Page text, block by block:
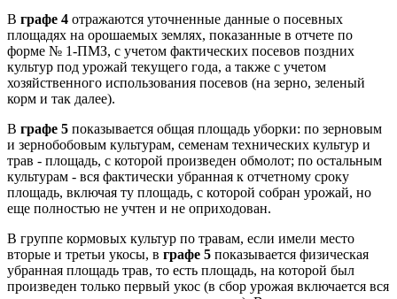
В графе 4 отражаются уточненные данные о посевных
площадях на орошаемых землях, показанные в отчете по
форме № 1-ПМЗ, с учетом фактических посевов поздних
культур под урожай текущего года, а также с учетом
хозяйственного использования посевов (на зерно, зеленый
корм и так далее).
В графе 5 показывается общая площадь уборки: по зерновым
и зернобобовым культурам, семенам технических культур и
трав - площадь, с которой произведен обмолот; по остальным
культурам - вся фактически убранная к отчетному сроку
площадь, включая ту площадь, с которой собран урожай, но
еще полностью не учтен и не оприходован.
В группе кормовых культур по травам, если имели место
вторые и третьи укосы, в графе 5 показывается физическая
убранная площадь трав, то есть площадь, на которой был
произведен только первый укос (в сбор урожая включается вся